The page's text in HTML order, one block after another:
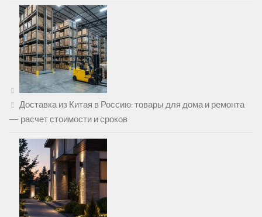
Доставка из Китая в Россию: товары для дома и ремонта
— расчет стоимости и сроков